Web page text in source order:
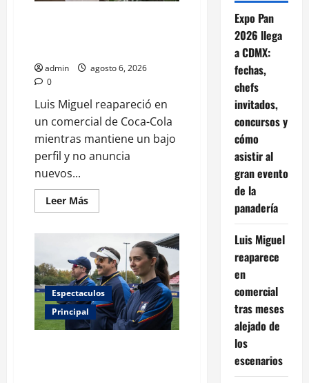
admin
agosto 6, 2026
0
Luis Miguel reapareció en
un comercial de Coca-Cola
mientras mantiene un bajo
perfil y no anuncia
nuevos...
Leer MásLeer
más
Miguel
reaparece
en
comercial
tras
meses
alejado
de
los
Espectaculos
Principal
Expo Pan
2026 llega
a CDMX:
fechas,
chefs
invitados,
concursos y
cómo
asistir al
gran evento
de la
panadería
Luis Miguel
reaparece
en
comercial
tras meses
alejado de
los
escenarios